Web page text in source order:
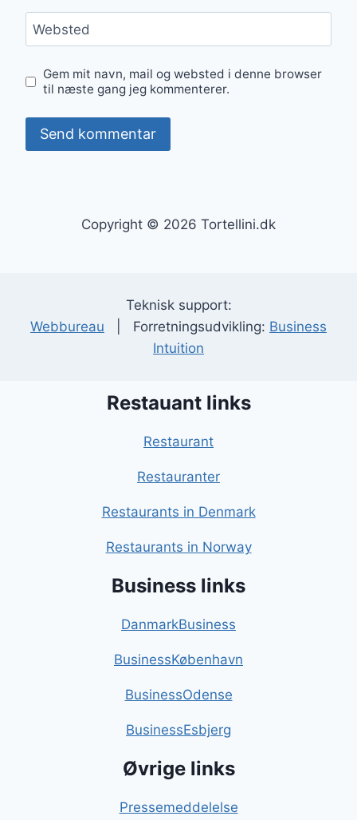
Websted
Gem mit navn, mail og websted i denne browser
til næste gang jeg kommenterer.
Copyright © 2026 Tortellini.dk
Teknisk support:
Webbureau | Forretningsudvikling: Business
Intuition
Restauant links
Restaurant
Restauranter
Restaurants in Denmark
Restaurants in Norway
Business links
DanmarkBusiness
BusinessKøbenhavn
BusinessOdense
BusinessEsbjerg
Øvrige links
Pressemeddelelse